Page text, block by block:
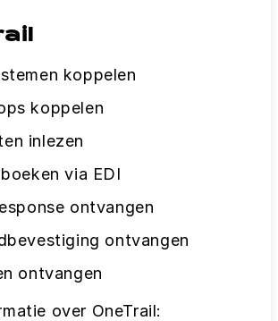
koppelen
koppelen
inlezen
via EDI
ontvangen
ontvangen
ontvangen
over OneTrail: